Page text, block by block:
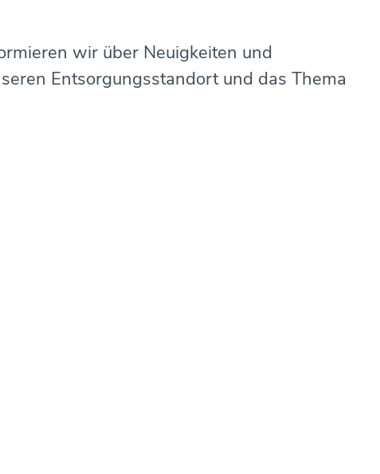
wir über Neuigkeiten und
Entsorgungsstandort und das Thema